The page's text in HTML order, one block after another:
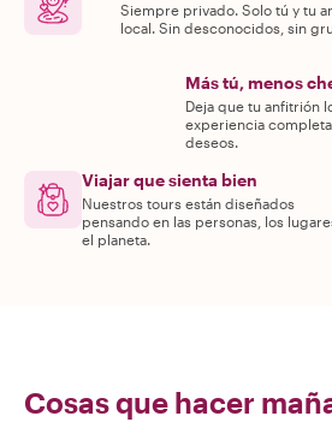
Siempre privado. Solo tú y tu
local. Sin desconocidos, sin
Más tú, menos
Deja que tu anfitrión
experiencia
deseos.
Viajar que sienta bien
Nuestros tours están diseñados
pensando en las personas, los
el planeta.
Cosas que hacer